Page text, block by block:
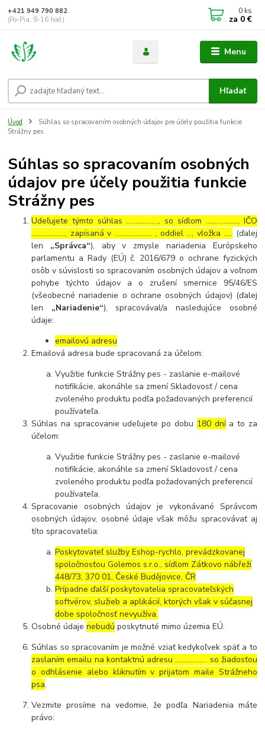
Menu
Hľadať
+421 949 790 882
(Po-Pia, 8-16 hod.)
0 ks
za 0 €
Úvod
Súhlas so spracovaním osobných údajov pre účely použitia funkcie
Strážny pes
Súhlas so spracovaním osobných
údajov pre účely použitia funkcie
Strážny pes
Udeľujete týmto súhlas ……………..., so sídlom ………………, IČO
………………., zapísaná v ………………… , oddiel …, vložka ….. (ďalej
len „Správca“), aby v zmysle nariadenia Európskeho
parlamentu a Rady (EÚ) č. 2016/679 o ochrane fyzických
osôb v súvislosti so spracovaním osobných údajov a voľnom
pohybe týchto údajov a o zrušení smernice 95/46/ES
(všeobecné nariadenie o ochrane osobných údajov) (ďalej
len „Nariadenie“), spracovával/a nasledujúce osobné
údaje:
emailovú adresu
Emailová adresa bude spracovaná za účelom:
Využitie funkcie Strážny pes - zaslanie e-mailové
notifikácie, akonáhle sa zmení Skladovosť / cena
zvoleného produktu podľa požadovaných preferencií
používateľa.
Súhlas na spracovanie udeľujete po dobu 180 dnía to za
účelom:
Využitie funkcie Strážny pes - zaslanie e-mailové
notifikácie, akonáhle sa zmení Skladovosť / cena
zvoleného produktu podľa požadovaných preferencií
používateľa.
Spracovanie osobných údajov je vykonávané Správcom
osobných údajov, osobné údaje však môžu spracovávať aj
títo spracovatelia:
Poskytovateľ služby Eshop-rychlo, prevádzkovanej
spoločnosťou Golemos s.r.o., sídlom Zátkovo nábřeží
448/73, 370 01, České Budějovice, ČR
Prípadne ďalší poskytovatelia spracovateľských
softvérov, služieb a aplikácií, ktorých však v súčasnej
dobe spoločnosť nevyužíva.
Osobné údajenebudú poskytnuté mimo územia EÚ.
Súhlas so spracovaním je možné vziať kedykoľvek späť a to
zaslaním emailu na kontaktnú adresu ..……………. so žiadosťou
o odhlásenie alebo kliknutím v prijatom maile Strážneho
psa.
Vezmite prosíme na vedomie, že podľa Nariadenia máte
právo: